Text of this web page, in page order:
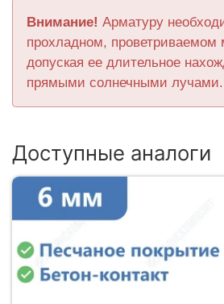
Внимание! Арматуру
прохладном, проветриваемом
допуская ее длительное
прямыми солнечными лучами.
Доступные аналоги